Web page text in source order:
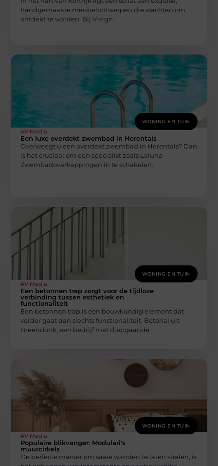
handgemaakte meubelontwerpen die wachten om
ontdekt te worden. Bij V-sign
WONING EN TUIN
AV Media
Een luxe overdekt zwembad in Herentals
Overweegt u een overdekt zwembad in Herentals? Dan
is het cruciaal om een specialist zoals Laluna
Zwembadoverkappingen in te schakelen.
WONING EN TUIN
AV Media
Een betonnen trap zorgt voor de tijdloze
verbinding tussen esthetiek en
functionaliteit
Een betonnen trap is een bouwkundig element dat
verder gaat dan slechts functionaliteit. Betonal uit
Breendonk, een bedrijf met diepgaande
WONING EN TUIN
AV Media
Populaire blikvanger: Modulari's
muurcirkels
De perfecte manier om saaie wanden te laten stralen, is